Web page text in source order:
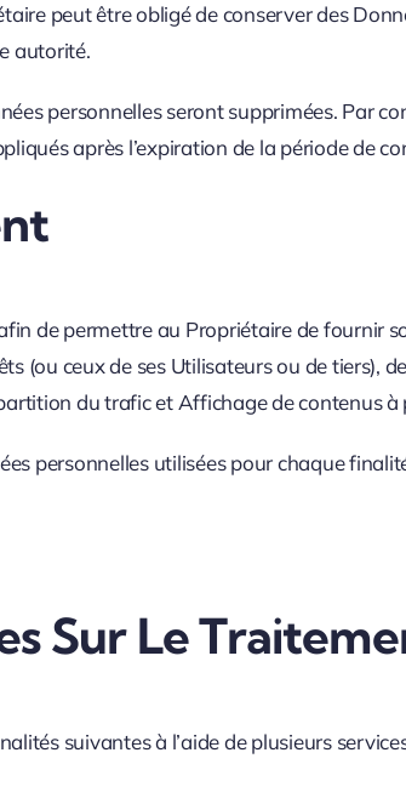
peut être obligé de conserver des
autorité.
personnelles seront supprimées. Par
après l’expiration de la période de
de permettre au Propriétaire de fournir
(ou ceux de ses Utilisateurs ou de
du trafic et Affichage de contenus
personnelles utilisées pour chaque
Sur Le
suivantes à l’aide de plusieurs